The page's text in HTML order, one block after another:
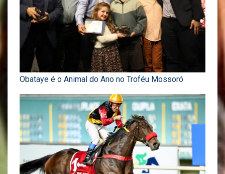
Obataye é o Animal do Ano no Troféu Mossoró